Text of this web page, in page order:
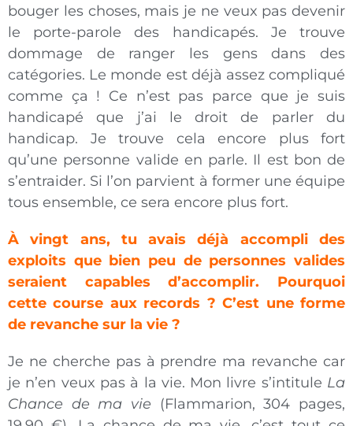
bouger les choses, mais je ne veux pas devenir
le porte-parole des handicapés. Je trouve
dommage de ranger les gens dans des
catégories. Le monde est déjà assez compliqué
comme ça ! Ce n’est pas parce que je suis
handicapé que j’ai le droit de parler du
handicap. Je trouve cela encore plus fort
qu’une personne valide en parle. Il est bon de
s’entraider. Si l’on parvient à former une équipe
tous ensemble, ce sera encore plus fort.
À vingt ans, tu avais déjà accompli des
exploits que bien peu de personnes valides
seraient capables d’accomplir. Pourquoi
cette course aux records ? C’est une forme
de revanche sur la vie ?
Je ne cherche pas à prendre ma revanche car
je n’en veux pas à la vie. Mon livre s’intitule La
Chance de ma vie
(Flammarion, 304 pages,